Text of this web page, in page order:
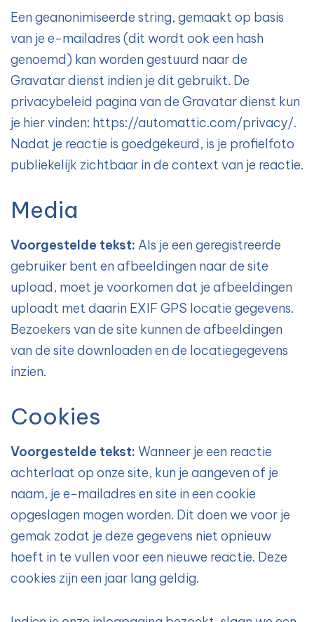
Een geanonimiseerde string, gemaakt op basis
van je e-mailadres (dit wordt ook een hash
genoemd) kan worden gestuurd naar de
Gravatar dienst indien je dit gebruikt. De
privacybeleid pagina van de Gravatar dienst kun
je hier vinden: https://automattic.com/privacy/.
Nadat je reactie is goedgekeurd, is je profielfoto
publiekelijk zichtbaar in de context van je reactie.
Media
Voorgestelde tekst: Als je een geregistreerde
gebruiker bent en afbeeldingen naar de site
upload, moet je voorkomen dat je afbeeldingen
uploadt met daarin EXIF GPS locatie gegevens.
Bezoekers van de site kunnen de afbeeldingen
van de site downloaden en de locatiegegevens
inzien.
Cookies
Voorgestelde tekst: Wanneer je een reactie
achterlaat op onze site, kun je aangeven of je
naam, je e-mailadres en site in een cookie
opgeslagen mogen worden. Dit doen we voor je
gemak zodat je deze gegevens niet opnieuw
hoeft in te vullen voor een nieuwe reactie. Deze
cookies zijn een jaar lang geldig.